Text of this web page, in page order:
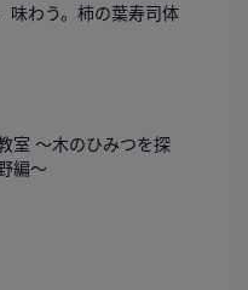
味わう。柿の葉寿司体
室 ～木のひみつを探
編～